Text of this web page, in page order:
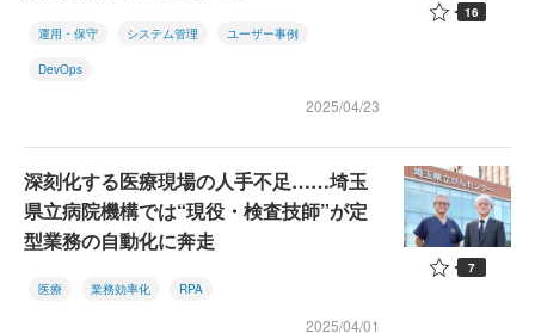
運用・保守 システム管理 ユーザー事例
DevOps
2025/04/23
16
深刻化する医療現場の人手不足……埼玉
県立病院機構では“現役・検査技師”が定
型業務の自動化に奔走
医療 業務効率化 RPA
2025/04/01
7